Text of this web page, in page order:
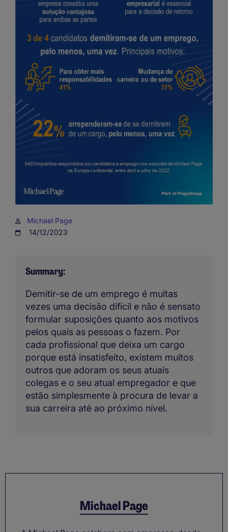
Michael Page
14/12/2023
Summary
Demitir-se de um emprego é muitas
vezes uma decisão difícil e não é sensato
formular suposições quanto aos motivos
pelos quais as pessoas o fazem. Por
cada profissional que deixa um cargo
porque está insatisfeito, existem muitos
outros que adoram os seus atuais
colegas e o seu atual empregador e que
estão simplesmente à procura de levar a
sua carreira até ao próximo nível.
Michael Page